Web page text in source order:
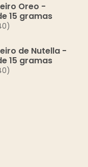
Oreo -
15 gramas
)
de Nutella -
15 gramas
)